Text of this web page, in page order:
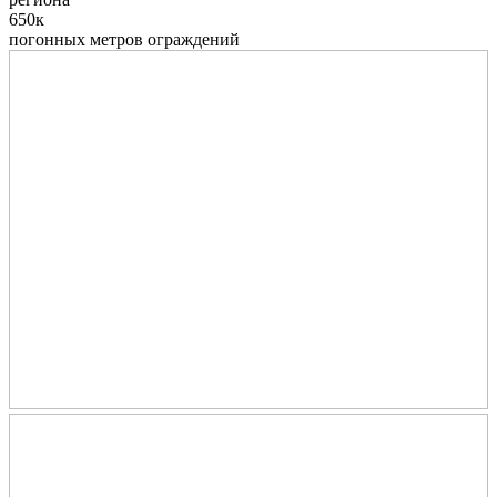
650к
погонных метров ограждений